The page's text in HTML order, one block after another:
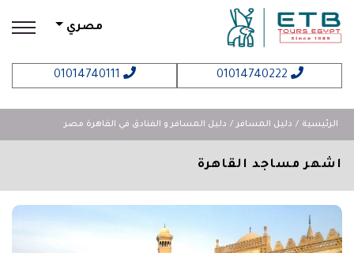
مصري
الرئيسية دليل المسافر دليل المسافر و الفنادق في القاهرة مصر
اشهر مساجد القاهرة